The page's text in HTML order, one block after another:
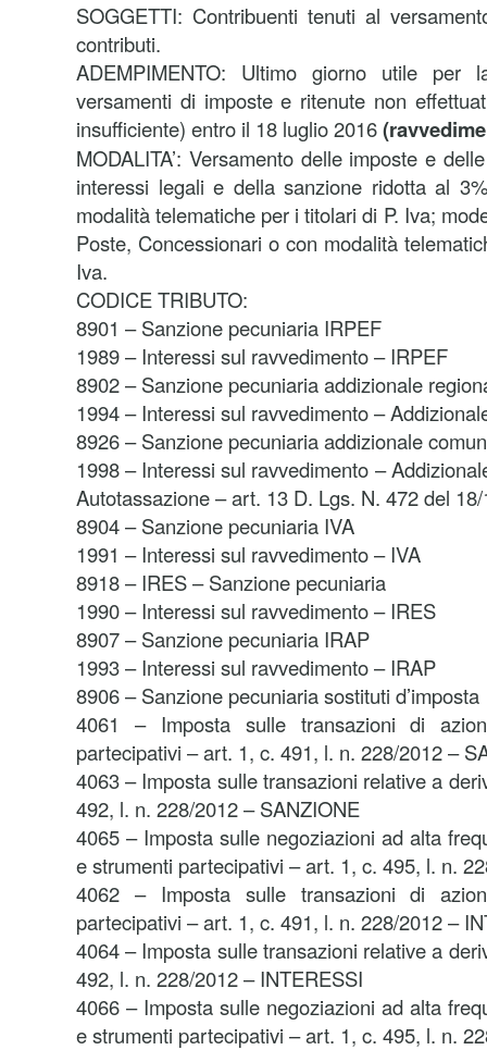
SOGGETTI: Contribuenti tenuti al
contributi.
ADEMPIMENTO: Ultimo giorno utile per
versamenti di imposte e ritenute non
insufficiente) entro il 18 luglio 2016
MODALITA’: Versamento delle imposte e
interessi legali e della sanzione ridotta al
modalità telematiche per i titolari di P. Iva;
Poste, Concessionari o con modalità
Iva.
CODICE TRIBUTO:
8901 – Sanzione pecuniaria IRPEF
1989 – Interessi sul ravvedimento – IRPEF
8902 – Sanzione pecuniaria addizionale
1994 – Interessi sul ravvedimento –
8926 – Sanzione pecuniaria addizionale
1998 – Interessi sul ravvedimento –
Autotassazione – art. 13 D. Lgs. N. 472 del
8904 – Sanzione pecuniaria IVA
1991 – Interessi sul ravvedimento – IVA
8918 – IRES – Sanzione pecuniaria
1990 – Interessi sul ravvedimento – IRES
8907 – Sanzione pecuniaria IRAP
1993 – Interessi sul ravvedimento – IRAP
8906 – Sanzione pecuniaria sostituti d’imposta
4061 – Imposta sulle transazioni di
partecipativi – art. 1, c. 491, l. n. 228/2012 –
4063 – Imposta sulle transazioni relative a
492, l. n. 228/2012 – SANZIONE
4065 – Imposta sulle negoziazioni ad alta
e strumenti partecipativi – art. 1, c. 495, l. n.
4062 – Imposta sulle transazioni di
partecipativi – art. 1, c. 491, l. n. 228/2012 –
4064 – Imposta sulle transazioni relative a
492, l. n. 228/2012 – INTERESSI
4066 – Imposta sulle negoziazioni ad alta
e strumenti partecipativi – art. 1, c. 495, l. n.